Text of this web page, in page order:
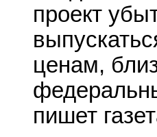
проект
ценам,
пишет